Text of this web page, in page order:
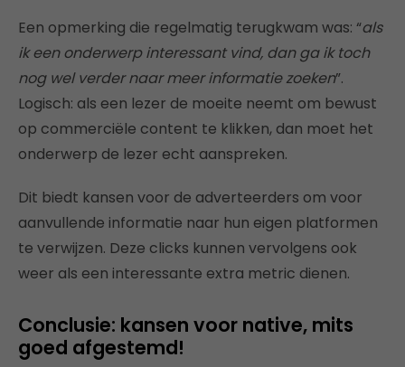
Een opmerking die regelmatig terugkwam was: “als
ik een onderwerp interessant vind, dan ga ik toch
nog wel verder naar meer informatie zoeken”.
Logisch: als een lezer de moeite neemt om bewust
op commerciële content te klikken, dan moet het
onderwerp de lezer echt aanspreken.
Dit biedt kansen voor de adverteerders om voor
aanvullende informatie naar hun eigen platformen
te verwijzen. Deze clicks kunnen vervolgens ook
weer als een interessante extra metric dienen.
Conclusie: kansen voor native, mits
goed afgestemd!